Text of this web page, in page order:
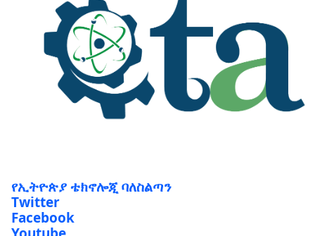
የኢትዮጵያ ቴክኖሎጂ ባለስልጣን
Twitter
Facebook